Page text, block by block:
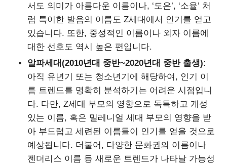
서도 의미가 아름다운 이름이나, ‘도은’, ‘소율’ 처
럼 특이한 발음의 이름도 Z세대에서 인기를 얻고
있습니다. 또한, 중성적인 이름이나 외자 이름에
대한 선호도 역시 높은 편입니다.
알파세대(2010년대 중반~2020년대 중반 출생):
아직 유년기 또는 청소년기에 해당하여, 인기 이
름 트렌드를 명확히 분석하기는 어려운 시점입니
다. 다만, Z세대 부모의 영향으로 독특하고 개성
있는 이름, 혹은 밀레니얼 세대 부모의 영향을 받
아 부드럽고 세련된 이름들이 인기를 얻을 것으로
예상됩니다. 더불어, 다양한 문화권의 이름이나
젠더리스 이름 등 새로운 트렌드가 나타날 가능성